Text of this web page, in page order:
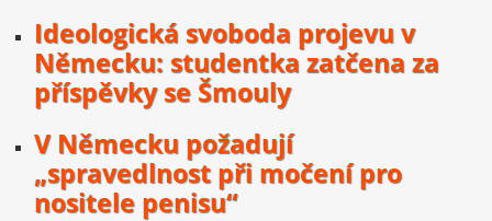
Ideologická svoboda projevu v
Německu: studentka zatčena za
příspěvky se Šmouly
V Německu požadují
„spravedlnost při močení pro
nositele penisu“